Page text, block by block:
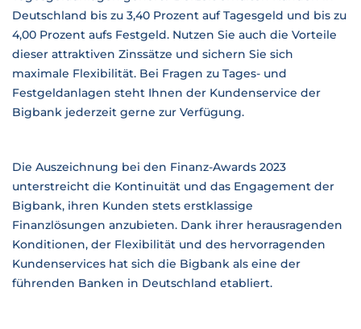
Deutschland bis zu 3,40 Prozent auf Tagesgeld und bis zu
4,00 Prozent aufs Festgeld. Nutzen Sie auch die Vorteile
dieser attraktiven Zinssätze und sichern Sie sich
maximale Flexibilität. Bei Fragen zu Tages- und
Festgeldanlagen steht Ihnen der Kundenservice der
Bigbank jederzeit gerne zur Verfügung.
Die Auszeichnung bei den Finanz-Awards 2023
unterstreicht die Kontinuität und das Engagement der
Bigbank, ihren Kunden stets erstklassige
Finanzlösungen anzubieten. Dank ihrer herausragenden
Konditionen, der Flexibilität und des hervorragenden
Kundenservices hat sich die Bigbank als eine der
führenden Banken in Deutschland etabliert.